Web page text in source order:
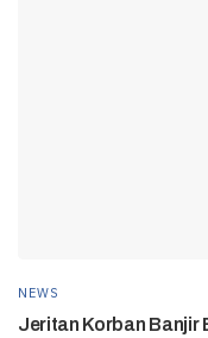
NEWS
Jeritan Korban Banjir